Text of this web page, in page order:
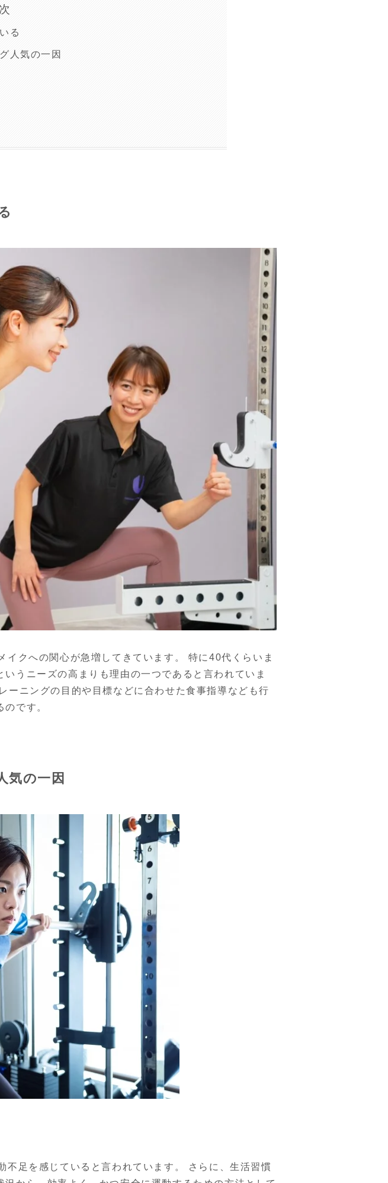
る
人気の一因
クへの関心が急増してきています。 特に40代くらいま
うニーズの高まりも理由の一つであると言われていま
ーニングの目的や目標などに合わせた食事指導なども行
です。
気の一因
足を感じていると言われています。 さらに、生活習慣